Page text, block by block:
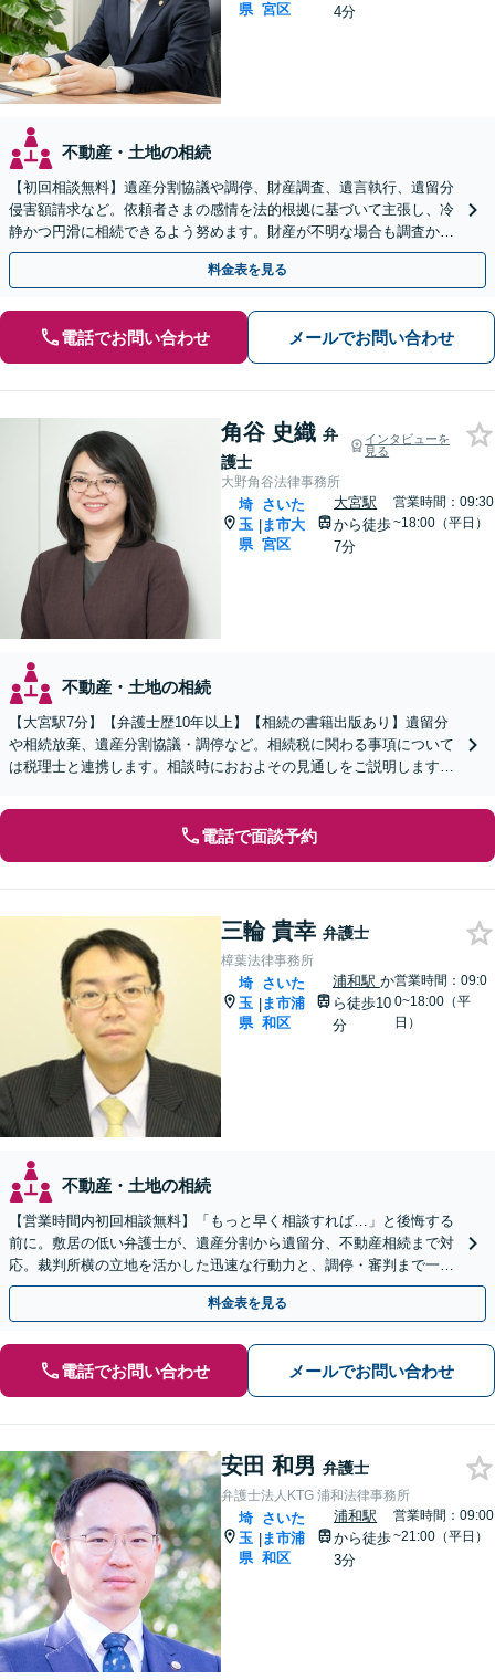
県 宮区
4分
不動産・土地の相続
【初回相談無料】遺産分割協議や調停、財産調査、遺言執行、遺留分
侵害額請求など。依頼者さまの感情を法的根拠に基づいて主張し、冷
静かつ円滑に相続できるよう努めます。財産が不明な場合も調査から
対応します。
料金表を見る
電話でお問い合わせ メールでお問い合わせ
角谷 史織 弁
護士
インタビューを
見る
大野角谷法律事務所
埼
玉
県
|
さいた
ま市大
宮区
大宮駅
から徒歩
7分
営業時間：09:30
~18:00（平日）
不動産・土地の相続
【大宮駅7分】【弁護士歴10年以上】【相続の書籍出版あり】遺留分
や相続放棄、遺産分割協議・調停など。相続税に関わる事項について
は税理士と連携します。相談時におおよその見通しをご説明します
電話で面談予約
三輪 貴幸 弁護士
樟葉法律事務所
埼
玉
県
|
さいた
ま市浦
和区
浦和駅 か
ら徒歩10
分
営業時間：09:0
0~18:00（平
日）
不動産・土地の相続
【営業時間内初回相談無料】「もっと早く相談すれば…」と後悔する
前に。敷居の低い弁護士が、遺産分割から遺留分、不動産相続まで対
応。裁判所横の立地を活かした迅速な行動力と、調停・審判まで一貫
対応できるのが強みです。埼玉県内出張も可能です。
料金表を見る
電話でお問い合わせ メールでお問い合わせ
安田 和男 弁護士
弁護士法人KTG 浦和法律事務所
埼
玉
県
|
さいた
ま市浦
和区
浦和駅
から徒歩
3分
営業時間：09:00
~21:00（平日）